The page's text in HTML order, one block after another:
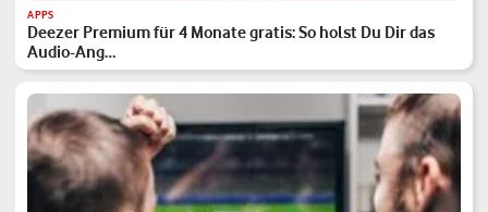
APPS
Deezer Premium für 4 Monate gratis: So holst Du Dir das
Audio-Ang…